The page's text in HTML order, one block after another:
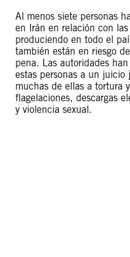
Al menos siete personas
en Irán en relación con
produciendo en todo el
también están en riesgo
pena. Las autoridades
estas personas a un juicio
muchas de ellas a tortura
flagelaciones, descargas
y violencia sexual.